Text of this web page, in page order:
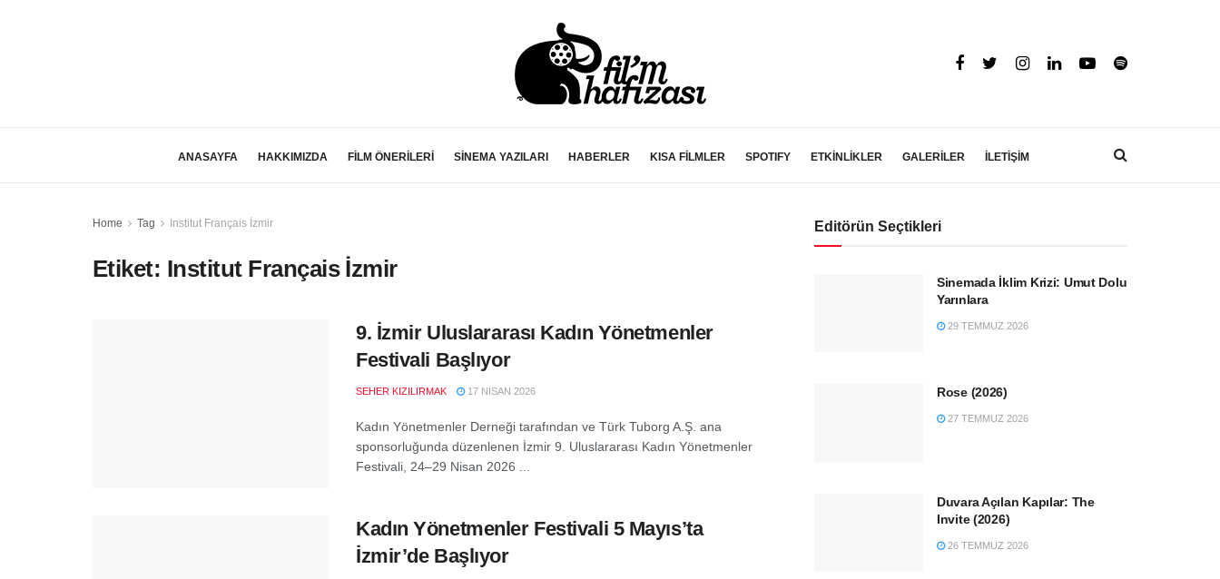
ANASAYFA HAKKIMIZDA FİLM ÖNERİLERİ SİNEMA YAZILARI HABERLER KISA FİLMLER SPOTIFY ETKİNLİKLER GALERİLER İLETİŞİM
Home Tag Institut Français İzmir
Etiket: Institut Français İzmir
9. İzmir Uluslararası Kadın Yönetmenler
Festivali Başlıyor
SEHER KIZILIRMAK 17 NISAN 2026
Kadın Yönetmenler Derneği tarafından ve Türk Tuborg A.Ş. ana
sponsorluğunda düzenlenen İzmir 9. Uluslararası Kadın Yönetmenler
Festivali, 24–29 Nisan 2026 ...
Kadın Yönetmenler Festivali 5 Mayıs’ta
İzmir’de Başlıyor
Editörün Seçtikleri
Sinemada İklim Krizi: Umut Dolu
Yarınlara
29 TEMMUZ 2026
Rose (2026)
27 TEMMUZ 2026
Duvara Açılan Kapılar: The
Invite (2026)
26 TEMMUZ 2026